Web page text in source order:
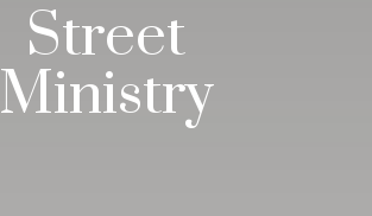
Street
Ministry